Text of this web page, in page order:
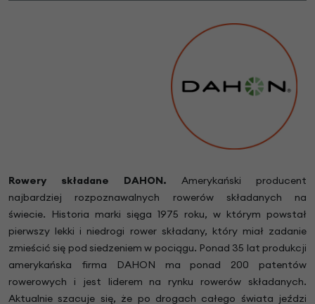
Rowery składane DAHON. Amerykański producent
najbardziej rozpoznawalnych rowerów składanych na
świecie. Historia marki sięga 1975 roku, w którym powstał
pierwszy lekki i niedrogi rower składany, który miał zadanie
zmieścić się pod siedzeniem w pociągu. Ponad 35 lat produkcji
amerykańska firma DAHON ma ponad 200 patentów
rowerowych i jest liderem na rynku rowerów składanych.
Aktualnie szacuje się, że po drogach całego świata jeździ